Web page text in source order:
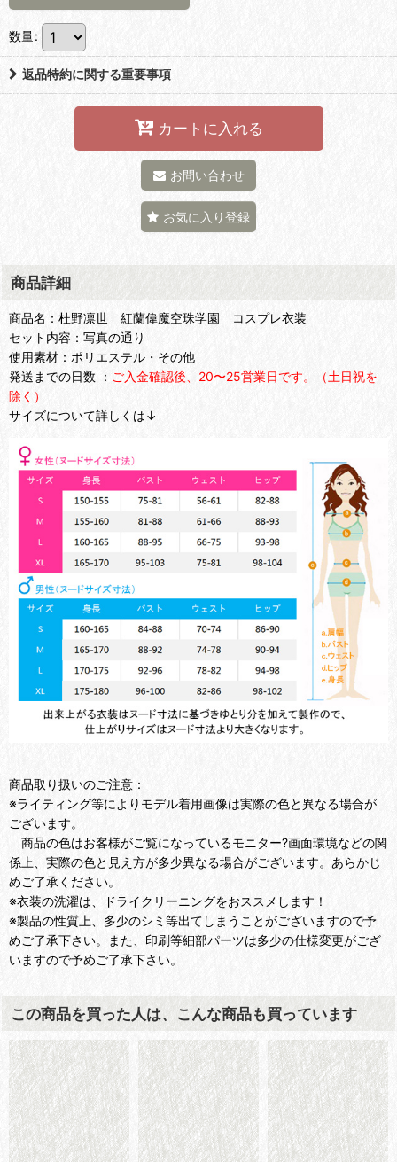
数量:
返品特約に関する重要事項
カートに入れる
お問い合わせ
お気に入り登録
商品詳細
商品名：杜野凛世 紅蘭偉魔空珠学園 コスプレ衣装
セット内容：写真の通り
使用素材：ポリエステル・その他
発送までの日数 ： ご入金確認後、20〜25営業日です。（土日祝を
除く）
サイズについて詳しくは↓
商品取り扱いのご注意：
※ライティング等によりモデル着用画像は実際の色と異なる場合が
ございます。
商品の色はお客様がご覧になっているモニター?画面環境などの関
係上、実際の色と見え方が多少異なる場合がございます。あらかじ
めご了承ください。
※衣装の洗濯は、ドライクリーニングをおススメします！
※製品の性質上、多少のシミ等出てしまうことがございますので予
めご了承下さい。また、印刷等細部パーツは多少の仕様変更がござ
いますので予めご了承下さい。
この商品を買った人は、こんな商品も買っています